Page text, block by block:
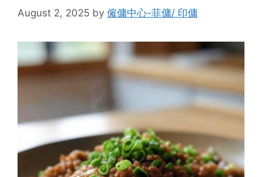
August 2, 2025 by 僱傭中心-菲傭/ 印傭